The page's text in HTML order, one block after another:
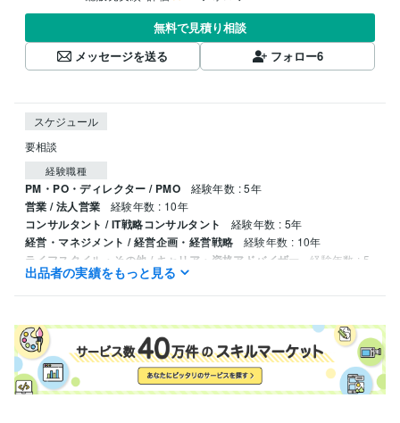
無料で見積り相談
メッセージを送る
フォロー6
スケジュール
要相談
経験職種
PM・PO・ディレクター / PMO 経験年数 : 5年
営業 / 法人営業 経験年数 : 10年
コンサルタント / IT戦略コンサルタント 経験年数 : 5年
経営・マネジメント / 経営企画・経営戦略 経験年数 : 10年
ライフスタイル・その他 / キャリア・資格アドバイザー
経験年数 : 5
年
大手総合コンサルティングファーム【ゆうのじ】 2021年3月 ~ 現在
大手金融SaaS企業【かずお】 2024年9月 ~ 現在
大手国際物流会社【ゆうのじ】 2016年3月 ~ 2021年2月
人材ベンチャー【かずお】 2023年10月 ~ 現在
大手メディア企業【かずお】 2022年9月 ~ 2023年9月
出品者の実績をもっと見る